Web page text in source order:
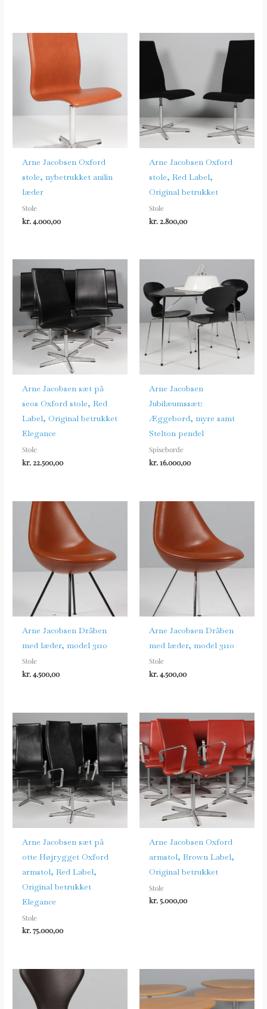
Arne Jacobsen Oxford
stole, nybetrukket anilin
læder
Stole
kr.4.000,00
Arne Jacobsen Oxford
stole, Red Label,
Original betrukket
Stole
kr.2.800,00
Arne Jacobsen sæt på
seos Oxford stole, Red
Label, Original betrukket
Elegance
Stole
kr.22.500,00
Arne Jacobsen
Jubilæumssæt:
Æggebord, myre samt
Stelton pendel
Spiseborde
kr.16.000,00
Arne Jacobsen Dråben
med læder, model 3110
Stole
kr.4.500,00
Arne Jacobsen Dråben
med læder, model 3110
Stole
kr.4.500,00
Arne Jacobsen sæt på
otte Højrygget Oxford
armstol, Red Label,
Original betrukket
Elegance
Stole
kr.75.000,00
Arne Jacobsen Oxford
armstol, Brown Label,
Original betrukket
Stole
kr.5.000,00